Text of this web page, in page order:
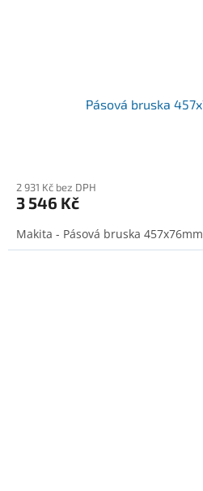
Pásová bruska
2 931 Kč bez DPH
3 546 Kč
Makita - Pásová bruska